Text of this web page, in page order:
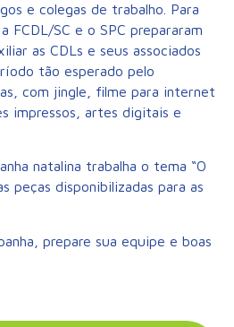
e colegas de trabalho. Para
FCDL/SC e o SPC prepararam
as CDLs e seus associados
tão esperado pelo
com jingle, filme para internet
impressos, artes digitais e
natalina trabalha o tema “O
peças disponibilizadas para as
prepare sua equipe e boas